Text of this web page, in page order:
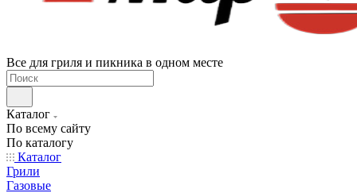
Все для гриля и пикника в одном месте
Каталог
По всему сайту
По каталогу
Каталог
Грили
Газовые